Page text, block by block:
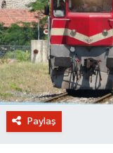
Paylaş